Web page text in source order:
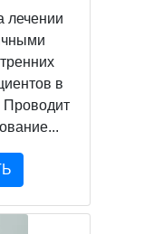
лечении
в
Проводит